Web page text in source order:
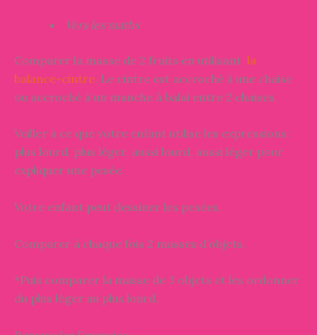
Vers les maths
Comparer la masse de 2 fruits en utilisant la
balance-cintre. Le cintre est accroché à une chaise
ou accroché à un manche à balai entre 2 chaises.
Veiller à ce que votre enfant utilise les expressions:
plus lourd, plus léger, aussi lourd, aussi léger pour
expliquer une pesée.
Votre enfant peut dessiner les pesées.
Comparer à chaque fois 2 masses d’objets.
*Puis comparer la masse de 3 objets et les ordonner
du plus léger au plus lourd.